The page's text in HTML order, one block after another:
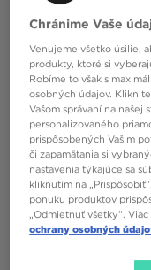
Chránime Vaše
Venujeme všetko úsilie,
produkty, ktoré si
Robíme to však s
osobných údajov.
Vašom správaní na našej
personalizovaného
prispôsobených Vašim
či zapamätania si
nastavenia týkajúce sa
kliknutím na
ponuku produktov
„Odmietnuť všetky”.
ochrany osobných